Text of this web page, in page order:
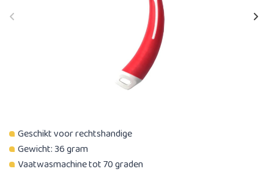
Geschikt voor rechtshandige
Gewicht: 36 gram
Vaatwasmachine tot 70 graden